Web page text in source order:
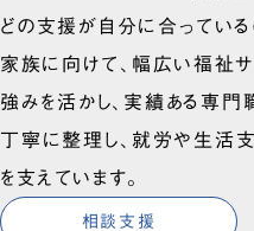
どの支援が自分に合ってい
家族に向けて、幅広い福祉
強みを活かし、実績ある専
丁寧に整理し、就労や生活
を支えています。
相談支援